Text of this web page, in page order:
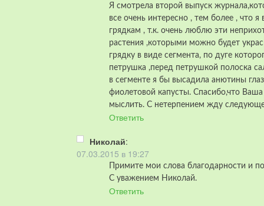
Я смотрела второй выпуск
все очень интересно , тем более , что
грядкам , т.к. очень люблю эти
растения ,которыми можно будет
грядку в виде сегмента, по дуге
петрушка ,перед петрушкой полоска
в сегменте я бы высадила анютины
фиолетовой капусты. Спасибо,что
мыслить. С нетерпением жду
Ответить
Николай:
07.03.2015 в 19:27
Примите мои слова благодарности и
С уважением Николай.
Ответить